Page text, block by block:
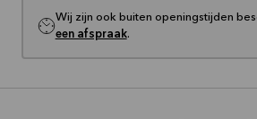
Wij zijn ook buiten openingstijden
een afspraak.